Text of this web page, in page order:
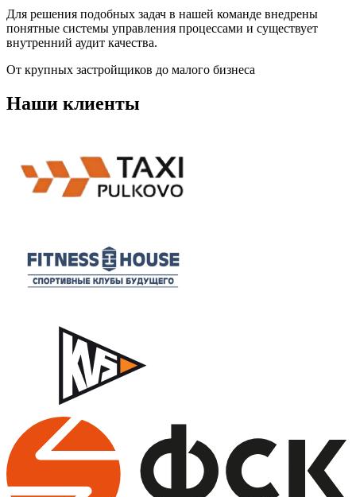
Для решения подобных задач в нашей команде внедрены
понятные системы управления процессами и существует
внутренний аудит качества.
От крупных застройщиков до малого бизнеса
Наши клиенты